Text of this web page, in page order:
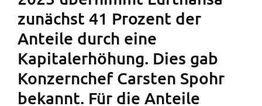
zunächst 41 Prozent der
Anteile durch eine
Kapitalerhöhung. Dies gab
Konzernchef Carsten Spohr
bekannt. Für die Anteile